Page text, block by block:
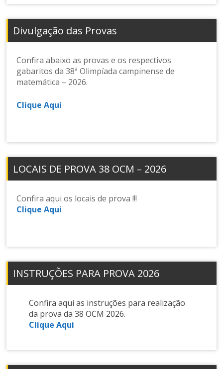
Divulgação das Provas
Confira abaixo as provas e os respectivos
gabaritos da 38ª Olimpíada campinense de
matemática – 2026.
Clique Aqui
LOCAIS DE PROVA 38 OCM – 2026
Confira aqui os locais de prova !!!
Clique Aqui
INSTRUÇÕES PARA PROVA 2026
Confira aqui as instruções para realização
da prova da 38 OCM 2026.
Clique Aqui